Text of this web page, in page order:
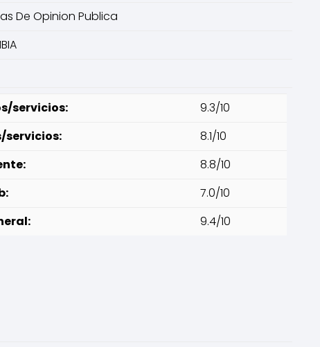
De Opinion Publica
servicios:
9.3/10
servicios:
8.1/10
8.8/10
7.0/10
9.4/10